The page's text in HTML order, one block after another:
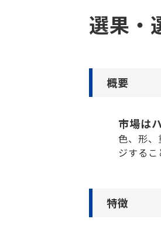
選果・
概要
市場は
色、形
ジする
特徴